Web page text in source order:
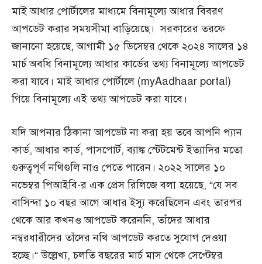
মাই আধার পোর্টালের মাধ্যমে বিনামূল্যে আধার বিবরণ
আপডেট করার সময়সীমা বাড়িয়েছে। সরকারের তরফে
জানানো হয়েছে, আগামী ১৫ ডিসেম্বর থেকে ২০২৪ সালের ১৪
মার্চ অবধি বিনামূল্যে আধার কার্ডের তথ্য বিনামূল্যে আপডেট
করা যাবে। মাই আধার পোর্টালে (myAadhaar portal)
গিয়ে বিনামূল্যে এই তথ্য আপডেট করা যাবে।
যদি আপনার ঠিকানা আপডেট না করা হয় তবে আপনি প্যান
কার্ড, আধার কার্ড, পাসপোর্ট, ব্যাঙ্ক স্টেটমেন্ট ইত্যাদির মতো
গুরুত্বপূর্ণ নথিগুলি নাও পেতে পারেন। ২০২২ সালের ১০
নভেম্বর পিআইবি-র এক প্রেস রিলিজে বলা হয়েছে, “যে সব
বাসিন্দা ১০ বছর আগে আধার ইস্যু করেছিলেন এবং তারপর
থেকে আর কখনও আপডেট করেননি, তাঁদের আধার
নম্বরধারীদের তাঁদের নথি আপডেট করতে সুযোগ দেওয়া
হচ্ছে।“ উল্লেখ্য, চলতি বছরের মার্চ মাস থেকে সেপ্টেম্বর